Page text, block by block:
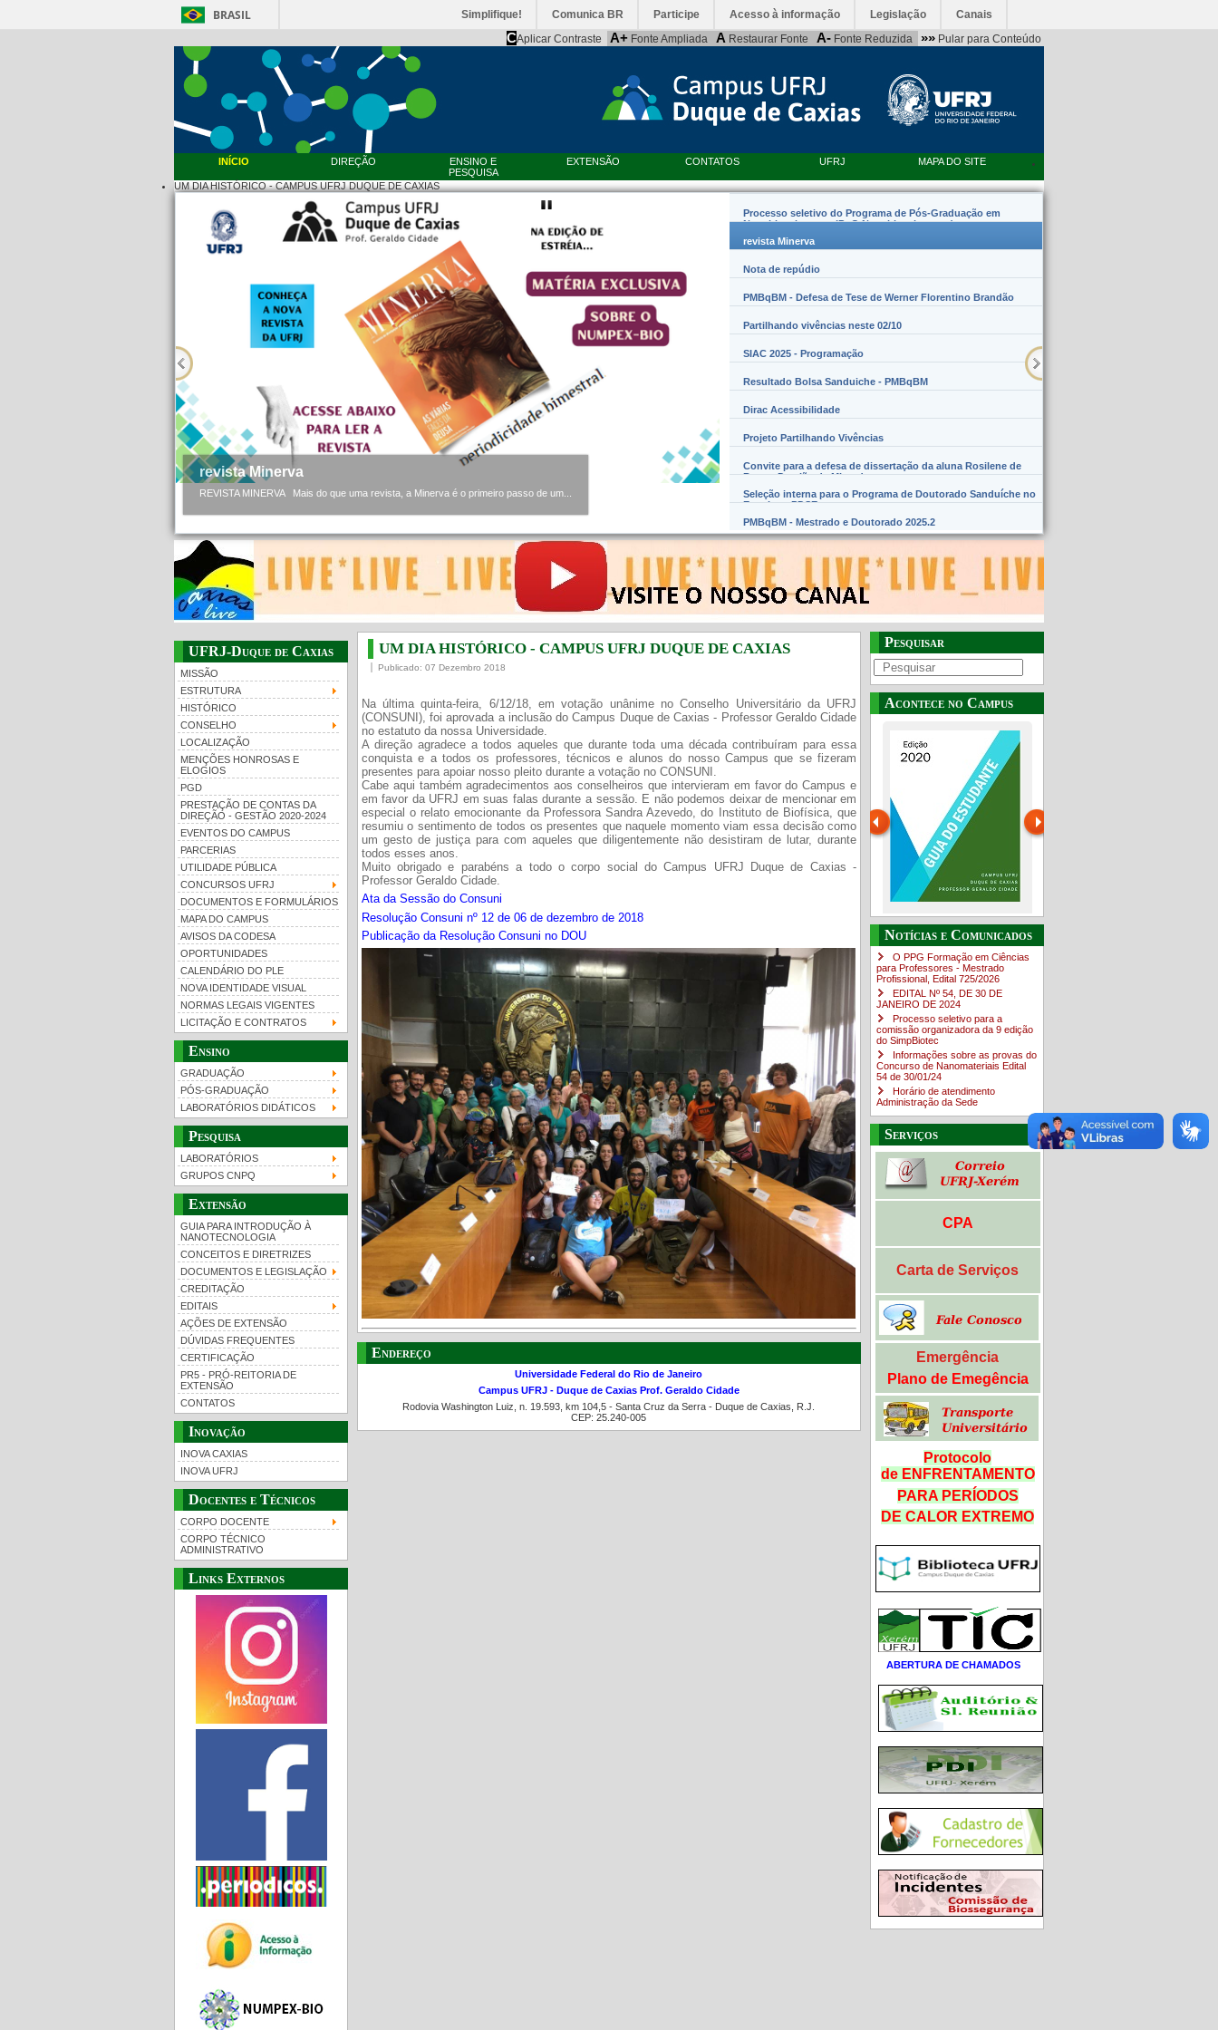
BRASIL Simplifique! Comunica BR Participe Acesso à informação Legislação Canais
CAplicar Contraste A+ Fonte Ampliada A Restaurar Fonte A- Fonte Reduzida »» Pular para Conteúdo
INÍCIO DIREÇÃO
ENSINO E
PESQUISA
EXTENSÃO CONTATOS UFRJ MAPA DO SITE
UM DIA HISTÓRICO - CAMPUS UFRJ DUQUE DE CAXIAS
revista Minerva
REVISTA MINERVA Mais do que uma revista, a Minerva é o primeiro passo de um...
Processo seletivo do Programa de Pós-Graduação em
Nanobiossistemas (PpG Nanobiossistemas)
revista Minerva
Nota de repúdio
PMBqBM - Defesa de Tese de Werner Florentino Brandão
Partilhando vivências neste 02/10
SIAC 2025 - Programação
Resultado Bolsa Sanduiche - PMBqBM
Dirac Acessibilidade
Projeto Partilhando Vivências
Convite para a defesa de dissertação da aluna Rosilene de
Barros Damião de Miranda
Seleção interna para o Programa de Doutorado Sanduíche no
Exterior – PDSE
PMBqBM - Mestrado e Doutorado 2025.2
UFRJ-Duque de Caxias
MISSÃO
ESTRUTURA
HISTÓRICO
CONSELHO
LOCALIZAÇÃO
MENÇÕES HONROSAS E
ELOGIOS
PGD
PRESTAÇÃO DE CONTAS DA
DIREÇÃO - GESTÃO 2020-2024
EVENTOS DO CAMPUS
PARCERIAS
UTILIDADE PÚBLICA
CONCURSOS UFRJ
DOCUMENTOS E FORMULÁRIOS
MAPA DO CAMPUS
AVISOS DA CODESA
OPORTUNIDADES
CALENDÁRIO DO PLE
NOVA IDENTIDADE VISUAL
NORMAS LEGAIS VIGENTES
LICITAÇÃO E CONTRATOS
Ensino
GRADUAÇÃO
PÓS-GRADUAÇÃO
LABORATÓRIOS DIDÁTICOS
Pesquisa
LABORATÓRIOS
GRUPOS CNPQ
Extensão
GUIA PARA INTRODUÇÃO À
NANOTECNOLOGIA
CONCEITOS E DIRETRIZES
DOCUMENTOS E LEGISLAÇÃO
CREDITAÇÃO
EDITAIS
AÇÕES DE EXTENSÃO
DÚVIDAS FREQUENTES
CERTIFICAÇÃO
PR5 - PRÓ-REITORIA DE
EXTENSÃO
CONTATOS
Inovação
INOVA CAXIAS
INOVA UFRJ
Docentes e Técnicos
CORPO DOCENTE
CORPO TÉCNICO
ADMINISTRATIVO
Links Externos
UM DIA HISTÓRICO - CAMPUS UFRJ DUQUE DE CAXIAS
Publicado: 07 Dezembro 2018
Na última quinta-feira, 6/12/18, em votação unânime no Conselho Universitário da UFRJ
(CONSUNI), foi aprovada a inclusão do Campus Duque de Caxias - Professor Geraldo Cidade
no estatuto da nossa Universidade.
A direção agradece a todos aqueles que durante toda uma década contribuíram para essa
conquista e a todos os professores, técnicos e alunos do nosso Campus que se fizeram
presentes para apoiar nosso pleito durante a votação no CONSUNI.
Cabe aqui também agradecimentos aos conselheiros que intervieram em favor do Campus e
em favor da UFRJ em suas falas durante a sessão. E não podemos deixar de mencionar em
especial o relato emocionante da Professora Sandra Azevedo, do Instituto de Biofísica, que
resumiu o sentimento de todos os presentes que naquele momento viam essa decisão como
um gesto de justiça para com aqueles que diligentemente não desistiram de lutar, durante
todos esses anos.
Muito obrigado e parabéns a todo o corpo social do Campus UFRJ Duque de Caxias -
Professor Geraldo Cidade.
Ata da Sessão do Consuni
Resolução Consuni nº 12 de 06 de dezembro de 2018
Publicação da Resolução Consuni no DOU
Endereço
Universidade Federal do Rio de Janeiro
Campus UFRJ - Duque de Caxias Prof. Geraldo Cidade
Rodovia Washington Luiz, n. 19.593, km 104,5 - Santa Cruz da Serra - Duque de Caxias, R.J.
CEP: 25.240-005
Pesquisar
Acontece no Campus
Guia do estudante
PR-7 Canal Youtube
https://www.youtube.com/channel/UC46BbEKCwNCdJvi4sNpOf3w
Guia de boas práticas
UFRJ 100 anos Notícias e Comunicados
O PPG Formação em Ciências
para Professores - Mestrado
Profissional, Edital ​725/202​6
EDITAL Nº 54, DE 30 DE
JANEIRO DE 2024
Processo seletivo para a
comissão organizadora da 9 edição
do SimpBiotec
Informações sobre as provas do
Concurso de Nanomateriais Edital
54 de 30/01/24
Horário de atendimento
Administração da Sede
Serviços
CPA
Carta de Serviços
Emergência
Plano de Emegência
Protocolo
de ENFRENTAMENTO
PARA PERÍODOS
DE CALOR EXTREMO
ABERTURA DE CHAMADOS